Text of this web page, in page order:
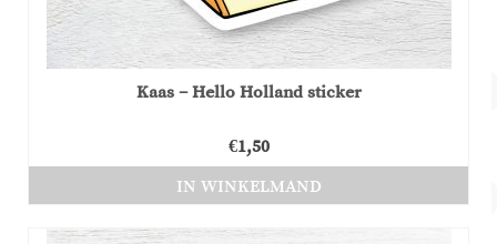
Kaas – Hello Holland sticker
€1,50
IN WINKELMAND